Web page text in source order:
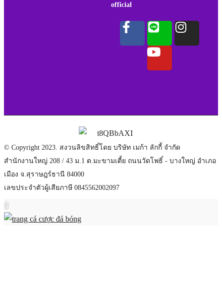
official
© Copyright 2023. สงวนลิขสิทธิ์โดย บริษัท เมก้า ลักกี้ จำกัด
สำนักงานใหญ่ 208 / 43 ม.1 ต.มะขามเตี้ย ถนนวัดโพธิ์ - บางใหญ่ อำเภอ
เมือง จ.สุราษฎร์ธานี 84000
เลขประจำตัวผู้เสียภาษี 0845562002097